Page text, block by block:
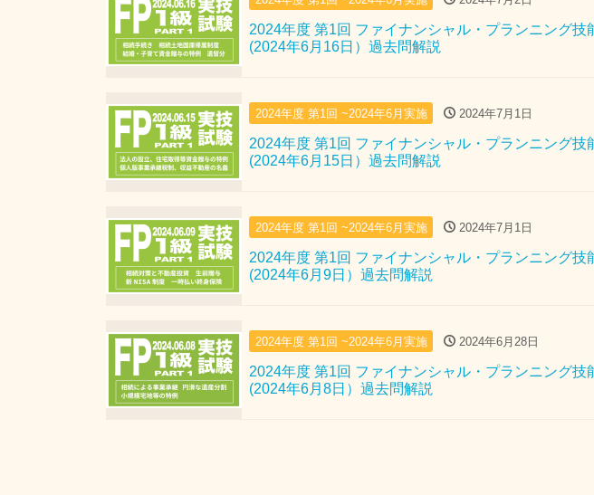
2024年度 第1回 ファイナンシャル・プランニング技
(2024年6月16日）過去問解説
2024年度 第1回 ~2024年6月実施 2024年7月1日
2024年度 第1回 ファイナンシャル・プランニング技
(2024年6月15日）過去問解説
2024年度 第1回 ~2024年6月実施 2024年7月1日
2024年度 第1回 ファイナンシャル・プランニング技
(2024年6月9日）過去問解説
2024年度 第1回 ~2024年6月実施 2024年6月28日
2024年度 第1回 ファイナンシャル・プランニング技
(2024年6月8日）過去問解説